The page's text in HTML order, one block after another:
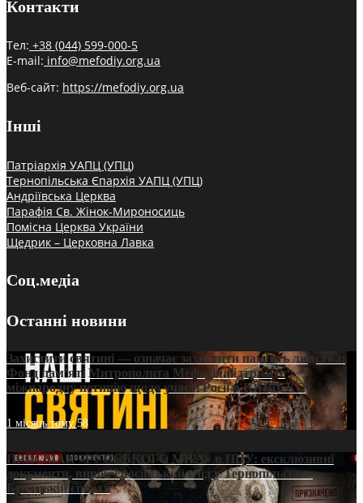
Контакти
Тел: +38 (044) 599-000-5
E-mail: info@mefodiy.org.ua
Веб-сайт: https://mefodiy.org.ua
Інші
Патріархія УАПЦ (УПЦ)
Тернопільська Єпархія УАПЦ (УПЦ)
Андріївська Церква
Парафія Св. Жінок-Мироносиць
Помісна Церква України
Щедрик – Церковна Лавка
Соц.медіа
Останні новини
Захистити святині — означає захистити пам’ять людства:
Фонд пам’яті Митрополита Мефодія підтримує
міжнародну петицію щодо участі Росії в ЮНЕСКО
1 місяць тому58
ПРИСМАК «РУССЬКОГО МІРА» в ПЦУ: ексклюзивні
документи, вирок і російський слід у Тернопільсько-
Бучацькій єпархії